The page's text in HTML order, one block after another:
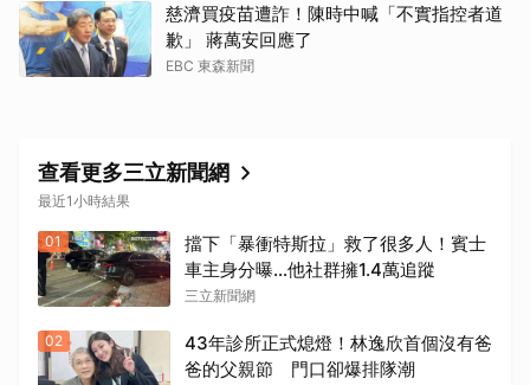
慈濟買疫苗遭詐！陳時中喊「不實指控者道
歉」 蔣萬安回應了
EBC 東森新聞
查看更多三立新聞網
最近1小時結果
01
擋下「暴衝特斯拉」救了很多人！賓士
車主身分曝…他社群擁1.4萬追蹤
三立新聞網
02
43年診所正式熄燈！林逸欣首個沒有爸
爸的父親節 門口卻爆排隊潮